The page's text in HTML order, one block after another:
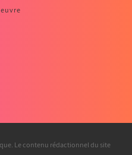
Le contenu rédactionnel du site